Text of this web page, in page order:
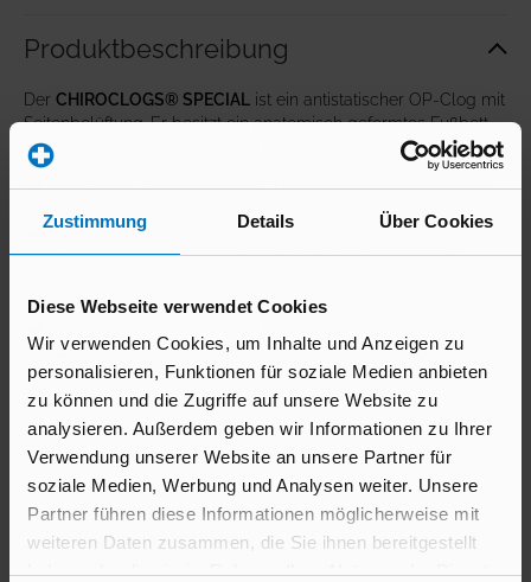
Zustimmung Details Über Cookies
Diese Webseite verwendet Cookies
Wir verwenden Cookies, um Inhalte und Anzeigen zu
personalisieren, Funktionen für soziale Medien anbieten
zu können und die Zugriffe auf unsere Website zu
analysieren. Außerdem geben wir Informationen zu Ihrer
Verwendung unserer Website an unsere Partner für
soziale Medien, Werbung und Analysen weiter. Unsere
Partner führen diese Informationen möglicherweise mit
weiteren Daten zusammen, die Sie ihnen bereitgestellt
haben oder die sie im Rahmen Ihrer Nutzung der Dienste
Produkt­beschreibung
Der CHIROCLOGS® SPECIAL ist ein antistatischer OP-Clog mit
Seitenbelüftung. Er besitzt ein anatomisch geformtes Fußbett
und ist wasch- und trockenbar bis 85°C.
Nie wieder muffige und unsichere Füße – Dank effektiver
Seitenbelüftung, rutschhemmender und antistatischer
Bequemer, sicherer und schmerzfreier Arbeitsalltag!
Seitenbelüftung. Er besitzt ein anatomisch geformtes Fußbett
und ist wasch- und trockenbar bis 85°C.
OP-Clog mit Seitenbelüftung
EN ISO 20347:2012
Anatomisch geformtes Fußbett
Antistatisch
Wasch- und trockenbar bis 85°C